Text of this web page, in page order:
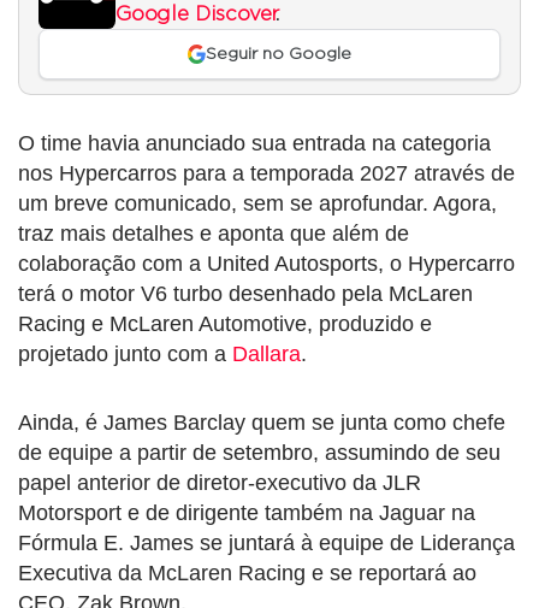
Google Discover.
Seguir no Google
O time havia anunciado sua entrada na categoria
nos Hypercarros para a temporada 2027 através de
um breve comunicado, sem se aprofundar. Agora,
traz mais detalhes e aponta que além de
colaboração com a United Autosports, o Hypercarro
terá o motor V6 turbo desenhado pela McLaren
Racing e McLaren Automotive, produzido e
projetado junto com a Dallara.
Ainda, é James Barclay quem se junta como chefe
de equipe a partir de setembro, assumindo de seu
papel anterior de diretor-executivo da JLR
Motorsport e de dirigente também na Jaguar na
Fórmula E. James se juntará à equipe de Liderança
Executiva da McLaren Racing e se reportará ao